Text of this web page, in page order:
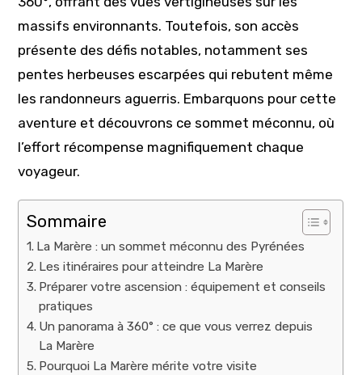
massifs environnants. Toutefois, son accès
présente des défis notables, notamment ses
pentes herbeuses escarpées qui rebutent même
les randonneurs aguerris. Embarquons pour cette
aventure et découvrons ce sommet méconnu, où
l’effort récompense magnifiquement chaque
voyageur.
Sommaire
La Marère : un sommet méconnu des Pyrénées
Les itinéraires pour atteindre La Marère
Préparer votre ascension : équipement et conseils
pratiques
Un panorama à 360° : ce que vous verrez depuis
La Marère
Pourquoi La Marère mérite votre visite